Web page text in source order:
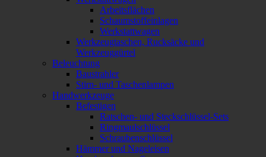
Arbeitsflächen
Schaumstoffeinlagen
Werkstattwagen
Werkzeugtaschen, Rucksäcke und
Werkzeuggürtel
Beleuchtung
Baustrahler
Stirn- und Taschenlampen
Handwerkzeuge
Befestigen
Ratschen- und Steckschlüssel-Sets
Ringmaulschlüssel
Schraubenschlüssel
Hämmer und Nageleisen